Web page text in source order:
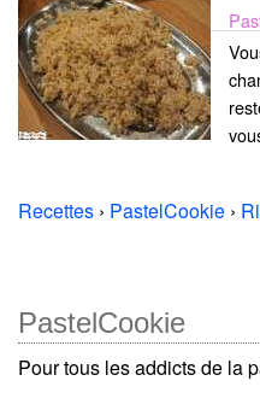
Recettes › PastelCookie ›
PastelCookie
Pour tous les addicts de la